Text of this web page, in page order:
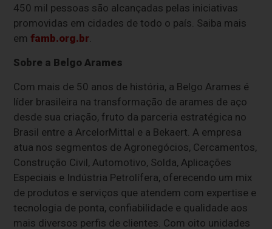
450 mil pessoas são alcançadas pelas iniciativas
promovidas em cidades de todo o país. Saiba mais
em famb.org.br.
Sobre a Belgo Arames
Com mais de 50 anos de história, a Belgo Arames é
líder brasileira na transformação de arames de aço
desde sua criação, fruto da parceria estratégica no
Brasil entre a ArcelorMittal e a Bekaert. A empresa
atua nos segmentos de Agronegócios, Cercamentos,
Construção Civil, Automotivo, Solda, Aplicações
Especiais e Indústria Petrolífera, oferecendo um mix
de produtos e serviços que atendem com expertise e
tecnologia de ponta, confiabilidade e qualidade aos
mais diversos perfis de clientes. Com oito unidades